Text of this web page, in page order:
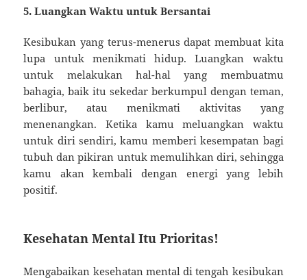
5. Luangkan Waktu untuk Bersantai
Kesibukan yang terus-menerus dapat membuat kita
lupa untuk menikmati hidup. Luangkan waktu
untuk melakukan hal-hal yang membuatmu
bahagia, baik itu sekedar berkumpul dengan teman,
berlibur, atau menikmati aktivitas yang
menenangkan. Ketika kamu meluangkan waktu
untuk diri sendiri, kamu memberi kesempatan bagi
tubuh dan pikiran untuk memulihkan diri, sehingga
kamu akan kembali dengan energi yang lebih
positif.
Kesehatan Mental Itu Prioritas!
Mengabaikan kesehatan mental di tengah kesibukan